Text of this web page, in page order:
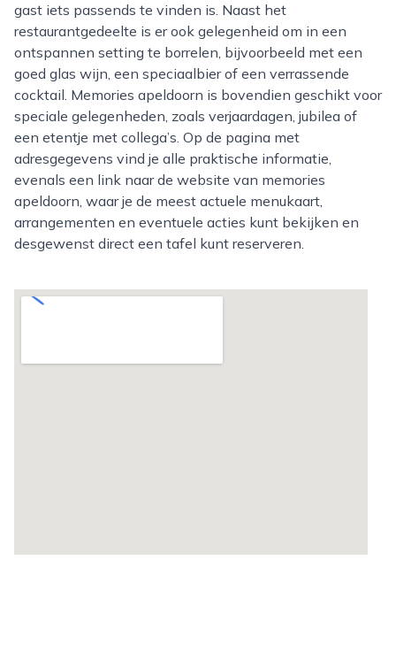
gast iets passends te vinden is. Naast het
restaurantgedeelte is er ook gelegenheid om in een
ontspannen setting te borrelen, bijvoorbeeld met een
goed glas wijn, een speciaalbier of een verrassende
cocktail. Memories apeldoorn is bovendien geschikt voor
speciale gelegenheden, zoals verjaardagen, jubilea of
een etentje met collega’s. Op de pagina met
adresgegevens vind je alle praktische informatie,
evenals een link naar de website van memories
apeldoorn, waar je de meest actuele menukaart,
arrangementen en eventuele acties kunt bekijken en
desgewenst direct een tafel kunt reserveren.